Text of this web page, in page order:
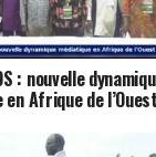
: nouvelle
en Afrique de